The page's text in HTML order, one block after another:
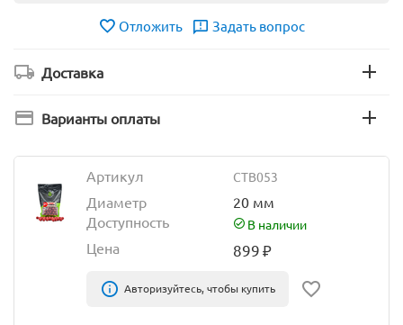
Отложить Задать вопрос
Доставка
Варианты оплаты
Артикул CTB053
Диаметр
20 мм
Доступность
В наличии
Цена 899₽
Авторизуйтесь, чтобы купить